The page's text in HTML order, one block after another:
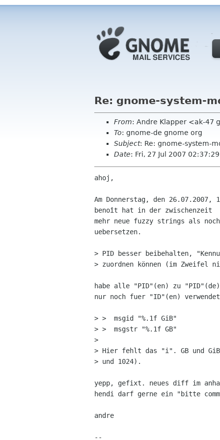
Re: gnome-system-
From: Andre Klapper <ak-47
To: gnome-de gnome org
Subject: Re: gnome-system-
Date: Fri, 27 Jul 2007
ahoj,
Am Donnerstag, den 26.07.2007,
benoît hat in der zwischenzeit
mehr neue fuzzy strings als
uebersetzen.
> PID besser beibehalten,
> zuordnen können (im Zweifel
habe alle "PID"(en) zu
nur noch fuer "ID"(en)
> >  msgid "%.1f GiB"
> >  msgstr "%.1f GB"
>
> Hier fehlt das "i". GB und
> und 1024).
yepp, gefixt. neues diff im
hendi darf gerne ein "bitte
andre
--